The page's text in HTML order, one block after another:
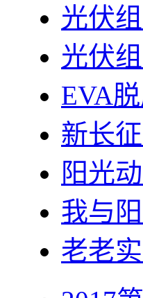
光伏
光伏
EVA
新长
阳光
我与
老老